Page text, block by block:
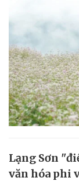
Lạng Sơn
văn hóa phi